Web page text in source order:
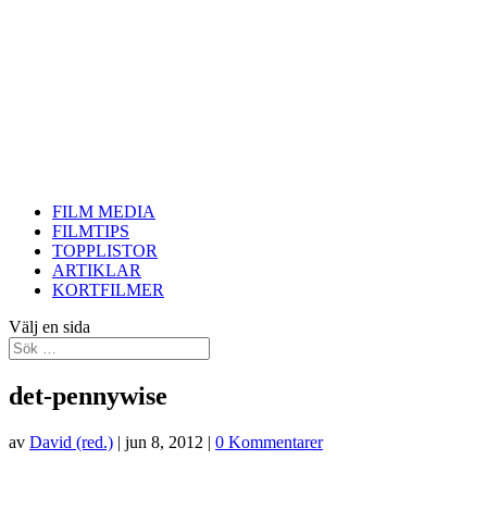
FILM MEDIA
FILMTIPS
TOPPLISTOR
ARTIKLAR
KORTFILMER
Välj en sida
det-pennywise
av David (red.) | jun 8, 2012 | 0 Kommentarer